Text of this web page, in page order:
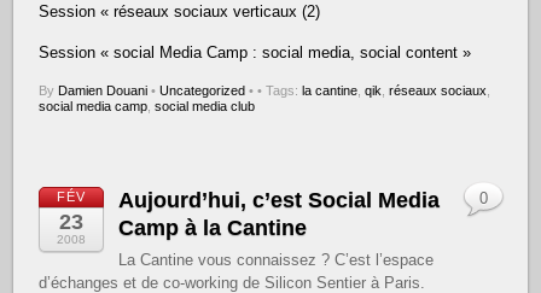
Session « réseaux sociaux verticaux (2)
Session « social Media Camp : social media, social content »
By Damien Douani • Uncategorized • • Tags:la cantine ,qik ,réseaux sociaux
social media camp ,social media club
FÉV
23
2008
Aujourd’hui, c’est Social Media
Camp à la Cantine
La Cantine vous connaissez ? C’est l’espace
d’échanges et de co-working de Silicon Sentier à Paris.
0